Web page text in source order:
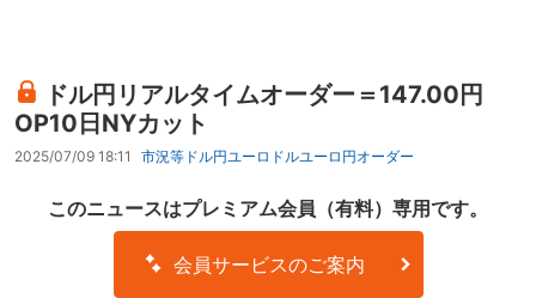
ドル円リアルタイムオーダー＝147.00円
OP10日NYカット
2025/07/09 18:11 市況等 ドル円ユーロドルユーロ円オーダー
このニュースはプレミアム会員（有料）専用です。
会員サービスのご案内